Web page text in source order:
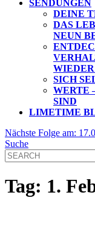
SENDUNGEN
DEINE
DAS
NEUN
SICH
WERTE
SIND
LIMETIME
CLOSE
BUTTON
Nächste Folge am:
Suche
Search
for:
Tag: 1.